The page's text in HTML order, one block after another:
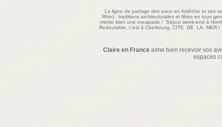
La ligne de partage des eaux en Ardèche et ses
Rhin) : traditions architecturales et fêtes en tous
mérite bien une escapade/Séjour week-end à
Redoutable, c'est à Cherbourg, CITE DE LA MER/
Claire en Franceaime bien recevoir vos
espaces